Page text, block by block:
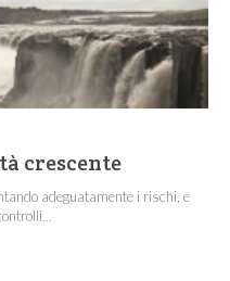
crescente
adeguatamente i rischi, e